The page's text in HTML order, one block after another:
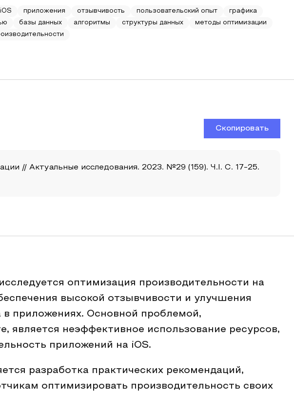
iOS приложения отзывчивость пользовательский опыт
графика
базы данных алгоритмы структуры данных
методы оптимизации
Скопировать
// Актуальные исследования. 2023. №29 (159). Ч.I. С. 17-25.
оптимизация производительности на
высокой отзывчивости и улучшения
в приложениях. Основной проблемой,
является неэффективное использование ресурсов,
приложений на iOS.
разработка практических рекомендаций,
оптимизировать производительность своих